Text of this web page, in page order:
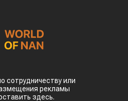
сотрудничеству или
рекламы
здесь.